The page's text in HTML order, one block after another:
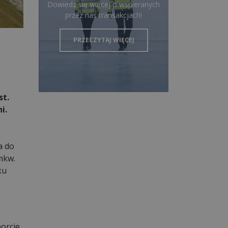
do
Dowiedz się więcej o wspieranych
przez nas transakcjach!
PRZECZYTAJ WIĘCEJ